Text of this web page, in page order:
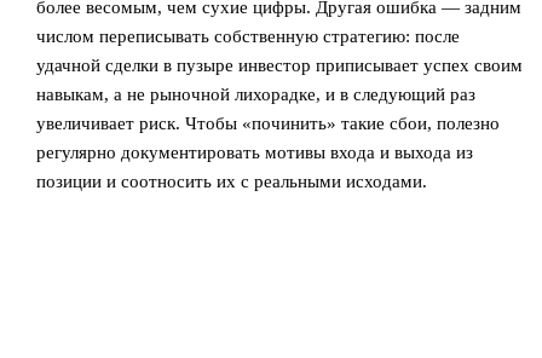
более весомым, чем сухие цифры. Другая ошибка — задним
числом переписывать собственную стратегию: после
удачной сделки в пузыре инвестор приписывает успех своим
навыкам, а не рыночной лихорадке, и в следующий раз
увеличивает риск. Чтобы «починить» такие сбои, полезно
регулярно документировать мотивы входа и выхода из
позиции и соотносить их с реальными исходами.